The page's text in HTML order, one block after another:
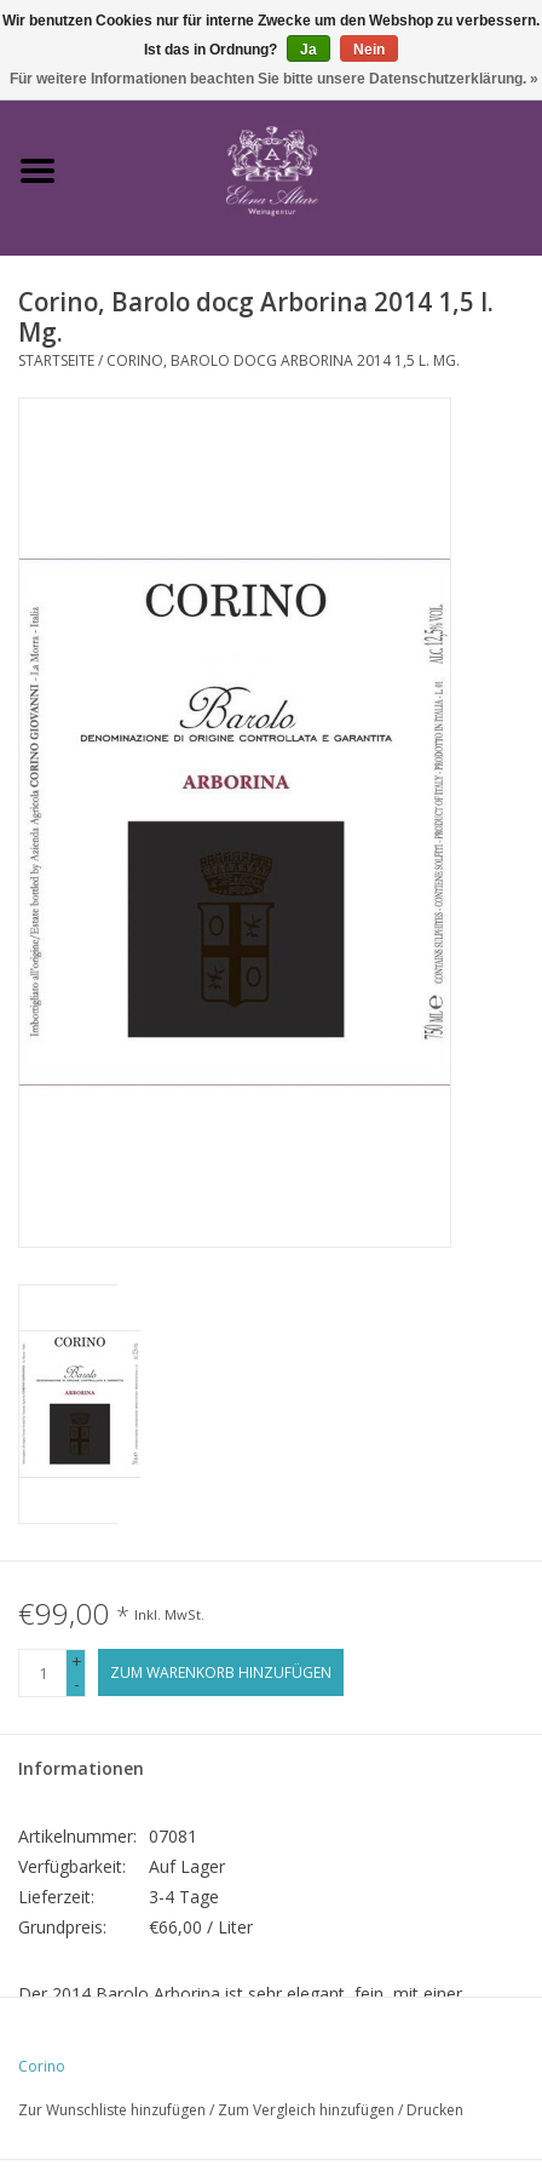
Startseite
Süßwein & Sekt
Weingut
Corino, Barolo docg Arborina 2014 1,5 l.
Mg.
STARTSEITE/ CORINO, BAROLO DOCG ARBORINA 2014 1,5 L. MG.
€99,00 * Inkl. MwSt.
+
-
ZUM WARENKORB HINZUFÜGEN
Informationen
Artikelnummer: 07081
Verfügbarkeit:
Auf Lager
Lieferzeit:
3-4 Tage
Grundpreis:
€66,00 / Liter
Der 2014 Barolo Arborina ist sehr elegant, fein, mit einer
deswegen tendieren die typische Nebbiolo Noten aus der
Corino
Zur Wunschliste hinzufügen / Zum Vergleich hinzufügen / Drucken
Wir benutzen Cookies nur für interne Zwecke um den Webshop zu verbessern.
Ist das in Ordnung?
Ja
Nein
Für weitere Informationen beachten Sie bitte unsere Datenschutzerklärung. »